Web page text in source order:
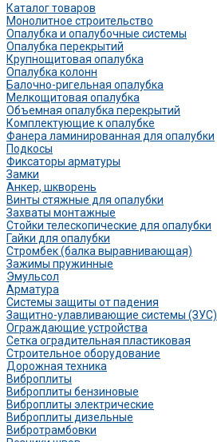
Каталог товаров
Монолитное строительство
Опалубка и опалубочные системы
Опалубка перекрытий
Крупнощитовая опалубка
Опалубка колонн
Балочно-ригельная опалубка
Мелкощитовая опалубка
Объемная опалубка перекрытий
Комплектующие к опалубке
Фанера ламинированная для опалубки
Подкосы
Фиксаторы арматуры
Замки
Анкер, шкворень
Винты стяжные для опалубки
Захваты монтажные
Стойки телескопические для опалубки
Гайки для опалубки
Стромбек (балка выравнивающая)
Зажимы пружинные
Эмульсол
Арматура
Системы защиты от падения
Защитно-улавливающие системы (ЗУС)
Ограждающие устройства
Сетка оградительная пластиковая
Строительное оборудование
Дорожная техника
Виброплиты
Виброплиты бензиновые
Виброплиты электрические
Виброплиты дизельные
Вибротрамбовки